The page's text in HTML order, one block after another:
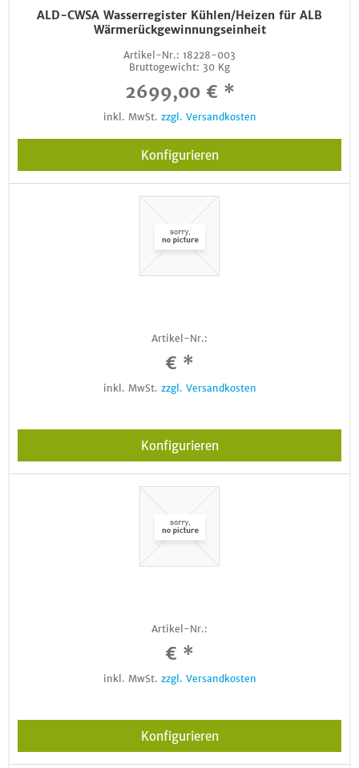
ALD-CWSA Wasserregister Kühlen/Heizen für ALB
Wärmerückgewinnungseinheit
Artikel-Nr.: 18228-003
Bruttogewicht: 30 Kg
2699,00 € *
inkl. MwSt. zzgl. Versandkosten
Konfigurieren
Artikel-Nr.:
€ *
inkl. MwSt. zzgl. Versandkosten
Konfigurieren
Artikel-Nr.:
€ *
inkl. MwSt. zzgl. Versandkosten
Konfigurieren